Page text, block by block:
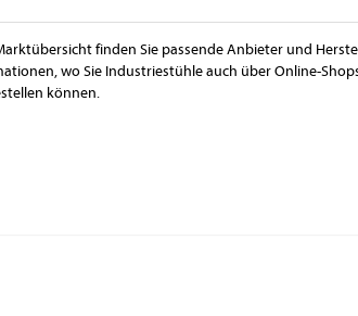
finden Sie passende Anbieter und
wo Sie Industriestühle auch über Online-
können.